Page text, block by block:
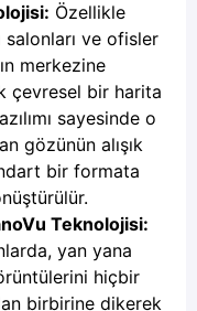
Özellikle
salonları ve ofisler
merkezine
çevresel bir harita
sayesinde o
gözünün alışık
bir formata
Teknolojisi:
yan yana
hiçbir
birbirine dikerek